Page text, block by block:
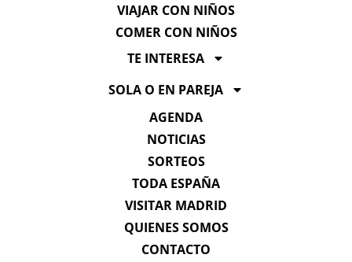
VIAJAR CON NIÑOS
COMER CON NIÑOS
TE INTERESA
SOLA O EN PAREJA
AGENDA
NOTICIAS
SORTEOS
TODA ESPAÑA
VISITAR MADRID
QUIENES SOMOS
CONTACTO